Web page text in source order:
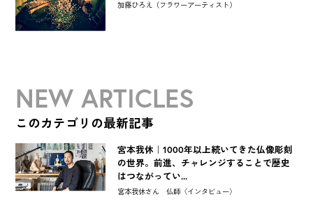
加藤ひろえ（フラワーアーティスト）
NEW ARTICLES
このカテゴリの最新記事
宮本我休｜1000年以上続いてきた仏像彫刻
の世界。前進、チャレンジすることで歴史
はつながってい...
宮本我休さん 仏師〈インタビュー〉